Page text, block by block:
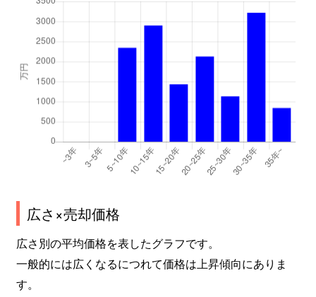
広さ×売却価格
広さ別の平均価格を表したグラフです。
一般的には広くなるにつれて価格は上昇傾向にありま
す。